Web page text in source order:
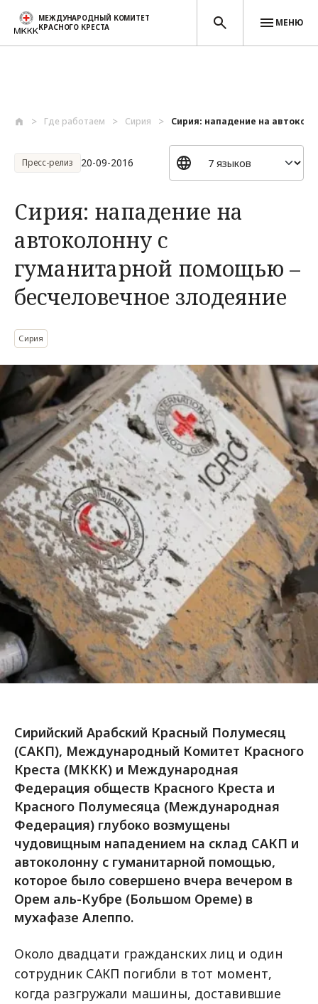
МЕЖДУНАРОДНЫЙ КОМИТЕТ
КРАСНОГО КРЕСТА
МЕНЮ
Где работаем Сирия Сирия: нападение на
Пресс-релиз 20-09-2016
Сирия: нападение на
автоколонну с
гуманитарной помощью –
бесчеловечное злодеяние
Сирия
Сирийский Арабский Красный Полумесяц
(САКП), Международный Комитет Красного
Креста (МККК) и Международная
Федерация обществ Красного Креста и
Красного Полумесяца (Международная
Федерация) глубоко возмущены
чудовищным нападением на склад САКП и
автоколонну с гуманитарной помощью,
которое было совершено вчера вечером в
Орем аль-Кубре (Большом Ореме) в
мухафазе Алеппо.
Около двадцати гражданских лиц и один
сотрудник САКП погибли в тот момент,
когда разгружали машины, доставившие